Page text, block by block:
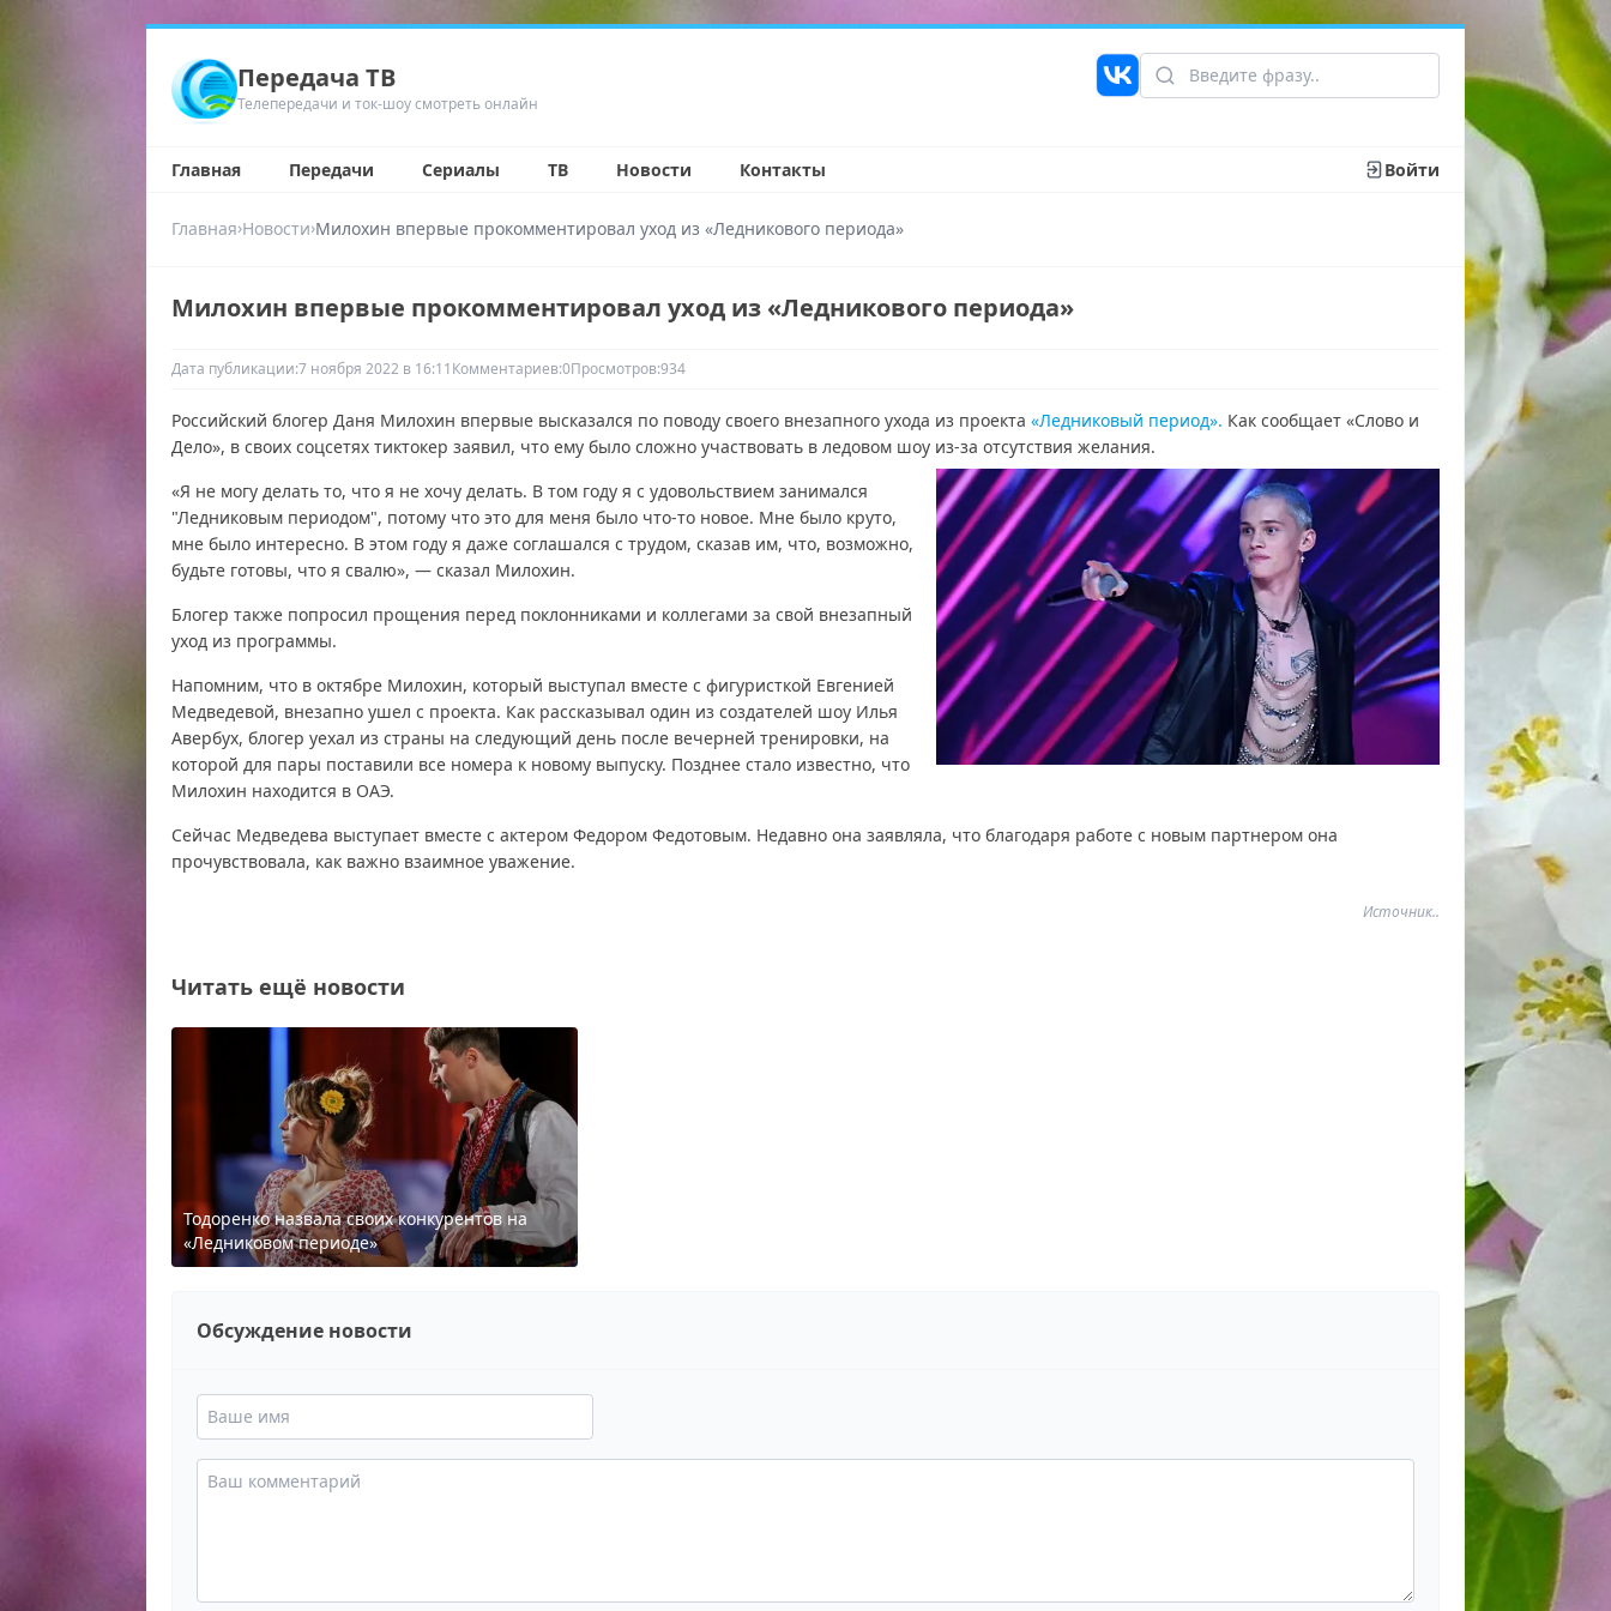
Передача ТВ
Телепередачи и ток-шоу смотреть онлайн
Главная Передачи Сериалы ТВ Новости Контакты Войти
Главная›Новости›Милохин впервые прокомментировал уход из «Ледникового периода»
Милохин впервые прокомментировал уход из «Ледникового периода»
Дата публикации:7 ноября 2022 в 16:11Комментариев:0Просмотров:934
Российский блогер Даня Милохин впервые высказался по поводу своего внезапного ухода из проекта «Ледниковый период». Как сообщает «Слово и
Дело», в своих соцсетях тиктокер заявил, что ему было сложно участвовать в ледовом шоу из-за отсутствия желания.
«Я не могу делать то, что я не хочу делать. В том году я с удовольствием занимался
"Ледниковым периодом", потому что это для меня было что-то новое. Мне было круто,
мне было интересно. В этом году я даже соглашался с трудом, сказав им, что, возможно,
будьте готовы, что я свалю», — сказал Милохин.
Блогер также попросил прощения перед поклонниками и коллегами за свой внезапный
уход из программы.
Напомним, что в октябре Милохин, который выступал вместе с фигуристкой Евгенией
Медведевой, внезапно ушел с проекта. Как рассказывал один из создателей шоу Илья
Авербух, блогер уехал из страны на следующий день после вечерней тренировки, на
которой для пары поставили все номера к новому выпуску. Позднее стало известно, что
Милохин находится в ОАЭ.
Сейчас Медведева выступает вместе с актером Федором Федотовым. Недавно она заявляла, что благодаря работе с новым партнером она
прочувствовала, как важно взаимное уважение.
Источник..
Читать ещё новости
Тодоренко назвала своих конкурентов на
«Ледниковом периоде»
Обсуждение новости